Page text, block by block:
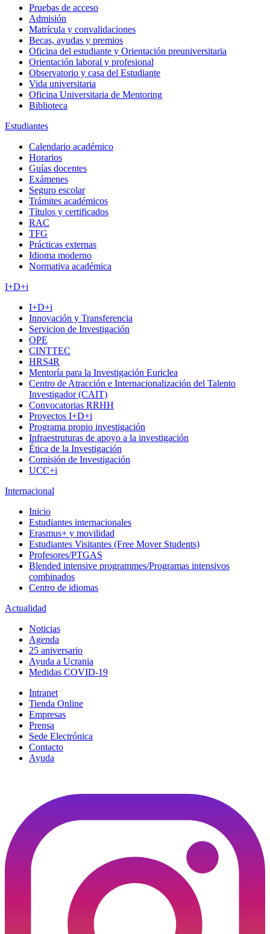
Pruebas de acceso
Admisión
Matrícula y convalidaciones
Becas, ayudas y premios
Oficina del estudiante y Orientación preuniversitaria
Orientación laboral y profesional
Observatorio y casa del Estudiante
Vida universitaria
Oficina Universitaria de Mentoring
Biblioteca
Estudiantes
Calendario académico
Horarios
Guías docentes
Exámenes
Seguro escolar
Trámites académicos
Títulos y certificados
RAC
TFG
Prácticas externas
Idioma moderno
Normativa académica
I+D+i
I+D+i
Innovación y Transferencia
Servicion de Investigación
OPE
CINTTEC
HRS4R
Mentoría para la Investigación Euriclea
Centro de Atracción e Internacionalización del Talento
Investigador (CAIT)
Convocatorias RRHH
Proyectos I+D+i
Programa propio investigación
Infraestruturas de apoyo a la investigación
Ética de la Investigación
Comisión de Investigación
UCC+i
Internacional
Inicio
Estudiantes internacionales
Erasmus+ y movilidad
Estudiantes Visitantes (Free Mover Students)
Profesores/PTGAS
Blended intensive programmes/Programas intensivos
combinados
Centro de idiomas
Actualidad
Noticias
Agenda
25 aniversario
Ayuda a Ucrania
Medidas COVID-19
Intranet
Tienda Online
Empresas
Prensa
Sede Electrónica
Contacto
Ayuda